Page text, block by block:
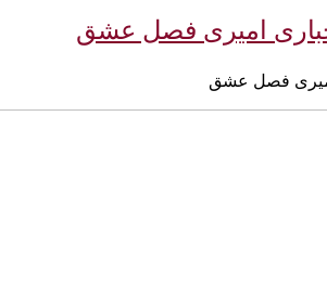
امیری فصل عشق
فصل عشق